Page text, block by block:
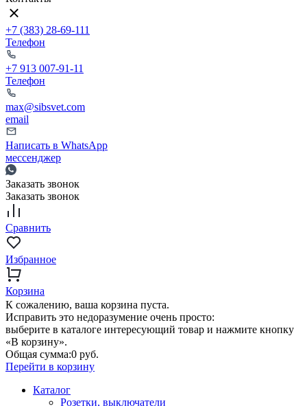
+7 (383) 28-69-111
Телефон
+7 913 007-91-11
Телефон
max@sibsvet.com
email
Написать в WhatsApp
мессенджер
Заказать звонок
Заказать звонок
Сравнить
Избранное
Корзина
К сожалению, ваша корзина пуста.
Исправить это недоразумение очень просто:
выберите в каталоге интересующий товар и нажмите кнопку
«В корзину».
Общая сумма:0 руб.
Перейти в корзину
Каталог
Розетки, выключатели